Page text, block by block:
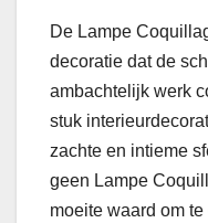
De Lampe
decoratie dat de
ambachtelijk werk
stuk
zachte en intieme
geen Lampe
moeite waard om